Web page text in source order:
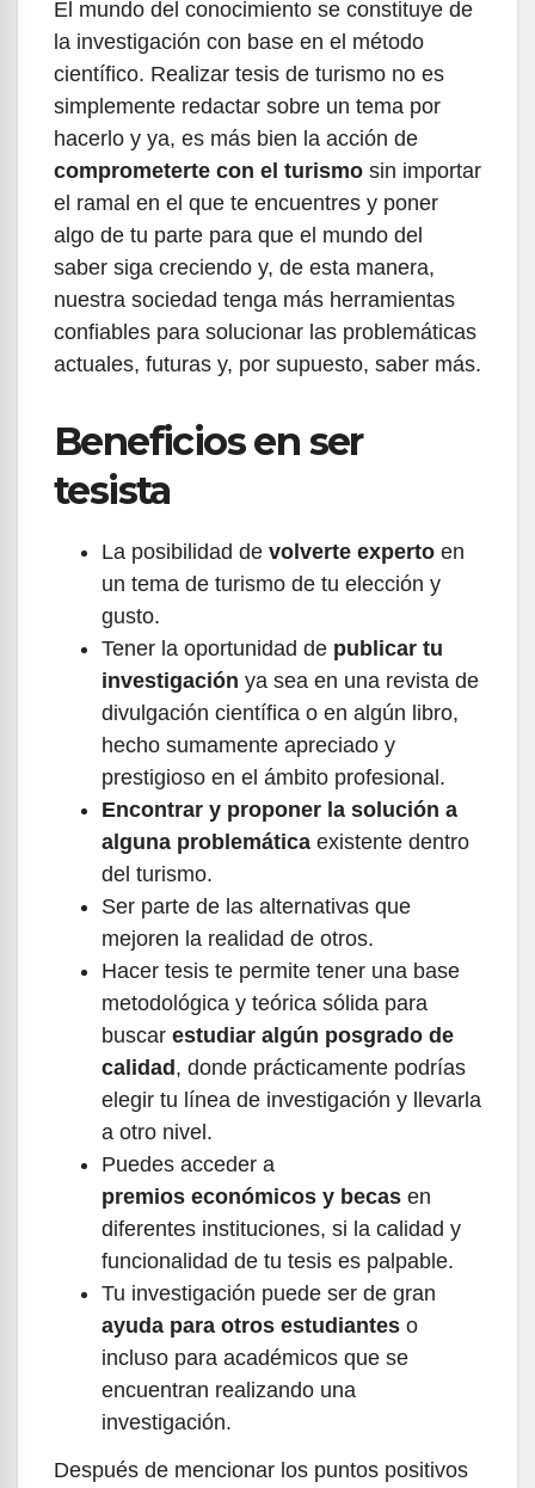
El mundo del conocimiento se constituye de
la investigación con base en el método
científico. Realizar tesis de turismo no es
simplemente redactar sobre un tema por
hacerlo y ya, es más bien la acción de
comprometerte con el turismo sin importar
el ramal en el que te encuentres y poner
algo de tu parte para que el mundo del
saber siga creciendo y, de esta manera,
nuestra sociedad tenga más herramientas
confiables para solucionar las problemáticas
actuales, futuras y, por supuesto, saber más.
Beneficios en ser
tesista
La posibilidad de volverte experto en
un tema de turismo de tu elección y
gusto.
Tener la oportunidad de publicar tu
investigación ya sea en una revista de
divulgación científica o en algún libro,
hecho sumamente apreciado y
prestigioso en el ámbito profesional.
Encontrar y proponer la solución a
alguna problemática existente dentro
del turismo.
Ser parte de las alternativas que
mejoren la realidad de otros.
Hacer tesis te permite tener una base
metodológica y teórica sólida para
buscar estudiar algún posgrado de
calidad , donde prácticamente podrías
elegir tu línea de investigación y llevarla
a otro nivel.
Puedes acceder a
premios económicos y becas en
diferentes instituciones, si la calidad y
funcionalidad de tu tesis es palpable.
Tu investigación puede ser de gran
ayuda para otros estudiantes o
incluso para académicos que se
encuentran realizando una
investigación.
Después de mencionar los puntos positivos